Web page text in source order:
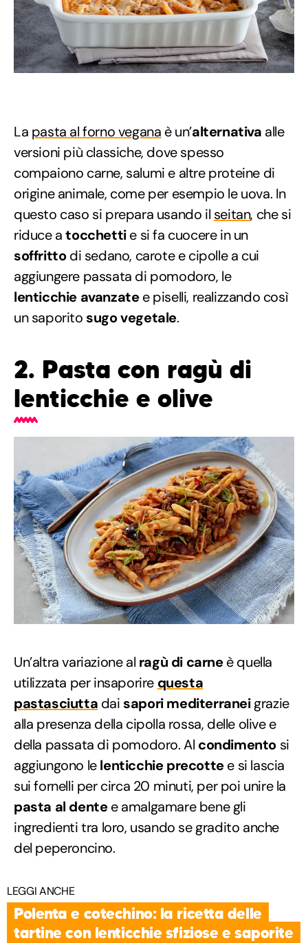
La pasta al forno vegana è un’alternativa alle
versioni più classiche, dove spesso
compaiono carne, salumi e altre proteine di
origine animale, come per esempio le uova. In
questo caso si prepara usando il seitan, che si
riduce atocchettie si fa cuocere in un
soffrittodi sedano, carote e cipolle a cui
aggiungere passata di pomodoro, le
lenticchie avanzatee piselli, realizzando così
un saporito sugo vegetale.
2. Pasta con ragù di
lenticchie e olive
Un’altra variazione al ragù di carneè quella
utilizzata per insaporire questa
pastasciutta dai sapori mediterraneigrazie
alla presenza della cipolla rossa, delle olive e
della passata di pomodoro. Al condimento si
aggiungono lelenticchie precottee si lascia
sui fornelli per circa 20 minuti, per poi unire la
pasta al dentee amalgamare bene gli
ingredienti tra loro, usando se gradito anche
del peperoncino.
LEGGI ANCHE
Polenta e cotechino: la ricetta delle
tartine con lenticchie sfiziose e saporite